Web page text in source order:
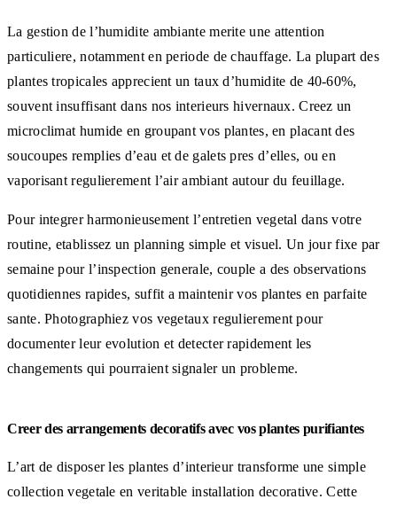
La gestion de l’humidite ambiante merite une attention
particuliere, notamment en periode de chauffage. La plupart des
plantes tropicales apprecient un taux d’humidite de 40-60%,
souvent insuffisant dans nos interieurs hivernaux. Creez un
microclimat humide en groupant vos plantes, en placant des
soucoupes remplies d’eau et de galets pres d’elles, ou en
vaporisant regulierement l’air ambiant autour du feuillage.
Pour integrer harmonieusement l’entretien vegetal dans votre
routine, etablissez un planning simple et visuel. Un jour fixe par
semaine pour l’inspection generale, couple a des observations
quotidiennes rapides, suffit a maintenir vos plantes en parfaite
sante. Photographiez vos vegetaux regulierement pour
documenter leur evolution et detecter rapidement les
changements qui pourraient signaler un probleme.
Creer des arrangements decoratifs avec vos plantes purifiantes
L’art de disposer les plantes d’interieur transforme une simple
collection vegetale en veritable installation decorative. Cette